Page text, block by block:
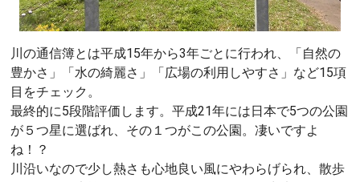
川の通信簿とは平成15年から3年ごとに行われ、「自然の
豊かさ」「水の綺麗さ」「広場の利用しやすさ」など15項
目をチェック。
最終的に5段階評価します。平成21年には日本で5つの公園
が５つ星に選ばれ、その１つがこの公園。凄いですよ
ね！？
川沿いなので少し熱さも心地良い風にやわらげられ、散歩